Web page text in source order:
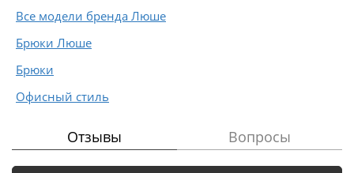
Все модели бренда Люше
Брюки Люше
Брюки
Офисный стиль
Отзывы Вопросы